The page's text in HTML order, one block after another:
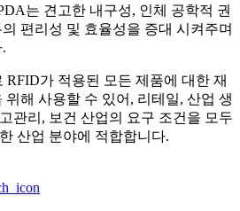
는 견고한 내구성, 인체 공학적 권
편리성 및 효율성을 증대 시켜주며
가 적용된 모든 제품에 대한 재
위해 사용할 수 있어, 리테일, 산업 생
관리, 보건 산업의 요구 조건을 모두
산업 분야에 적합합니다.